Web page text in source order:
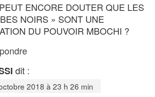
ENCORE DOUTER QUE LES
NOIRS » SONT UNE
DU POUVOIR MBOCHI ?
dit :
2018 à 23 h 26 min